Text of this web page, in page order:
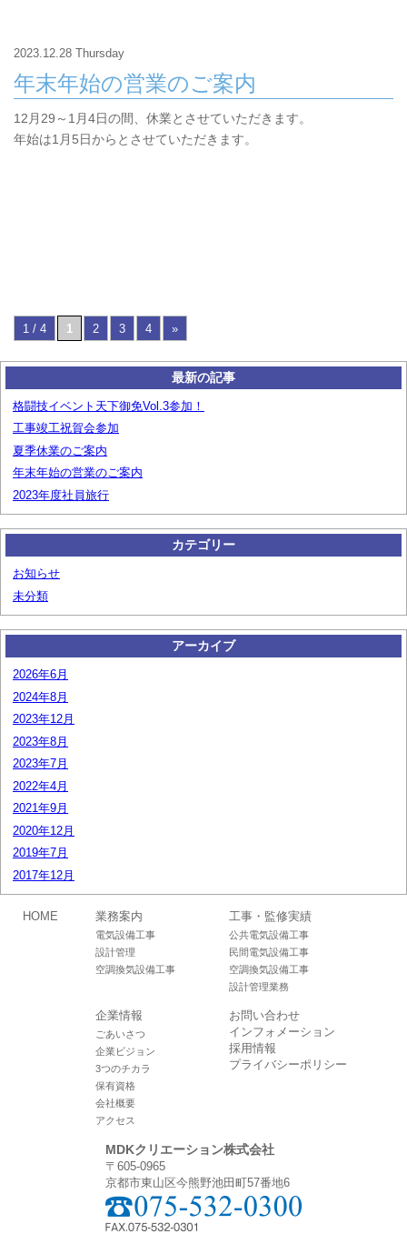
2023.12.28 Thursday
年末年始の営業のご案内
12月29～1月4日の間、休業とさせていただきます。
年始は1月5日からとさせていただきます。
1 / 4 1 2 3 4 »
最新の記事
格闘技イベント天下御免Vol.3参加！
工事竣工祝賀会参加
夏季休業のご案内
年末年始の営業のご案内
2023年度社員旅行
カテゴリー
お知らせ
未分類
アーカイブ
2026年6月
2024年8月
2023年12月
2023年8月
2023年7月
2022年4月
2021年9月
2020年12月
2019年7月
2017年12月
HOME 業務案内
電気設備工事
設計管理
空調換気設備工事
工事・監修実績
公共電気設備工事
民間電気設備工事
空調換気設備工事
設計管理業務
企業情報
ごあいさつ
企業ビジョン
3つのチカラ
保有資格
会社概要
アクセス
お問い合わせ
インフォメーション
採用情報
プライバシーポリシー
MDKクリエーション株式会社
〒605-0965
京都市東山区今熊野池田町57番地6